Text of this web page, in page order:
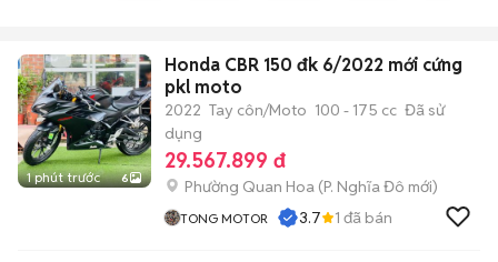
1 phút trước 6
Honda CBR 150 đk 6/2022 mới cứng
pkl moto
2022 Tay côn/Moto 100 - 175 cc Đã sử
dụng
29.567.899 đ
Phường Quan Hoa (P. Nghĩa Đô mới)
TONG MOTOR 3.7 1 đã bán